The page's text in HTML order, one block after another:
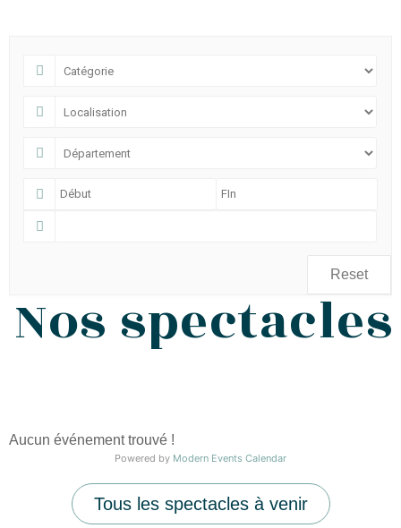
Nos spectacles
Reset
Aucun événement trouvé !
Powered by Modern Events Calendar
Tous les spectacles à venir